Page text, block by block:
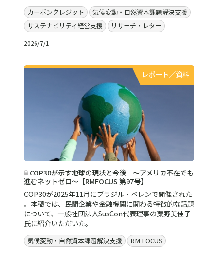
カーボンクレジット
気候変動・自然資本課題解決支援
サステナビリティ経営支援
リサーチ・レター
2026/7/1
レポート／資料
COP30が示す地球の現状と今後 ～アメリカ不在でも
進むネットゼロ～【RMFOCUS 第97号】
COP30が2025年11月にブラジル・ベレンで開催された
。本稿では、民間企業や金融機関に関わる特徴的な話題
について、一般社団法人SusCon代表理事の粟野美佳子
氏に紹介いただいた。
気候変動・自然資本課題解決支援 RM FOCUS